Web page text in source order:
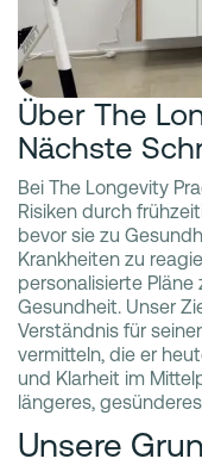
Über The
Nächste
Bei The Longevity
Risiken durch
bevor sie zu
Krankheiten zu
personalisierte
Gesundheit. Unser
Verständnis für
vermitteln, die er
und Klarheit im
längeres,
Unsere